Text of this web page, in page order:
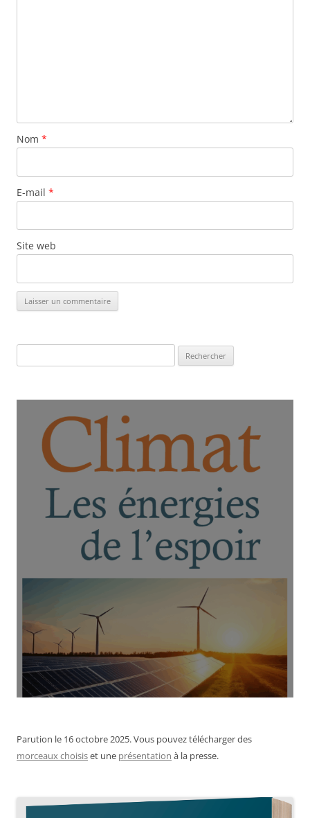
Nom *
E-mail *
Site web
Parution le 16 octobre 2025. Vous pouvez télécharger des
morceaux choisiset une présentation à la presse.